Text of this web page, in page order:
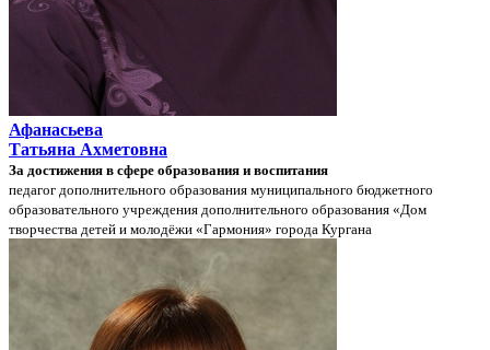
Афанасьева
Татьяна Ахметовна
За достижения в сфере образования и воспитания
педагог дополнительного образования муниципального бюджетного
образовательного учреждения дополнительного образования «Дом
творчества детей и молодёжи «Гармония» города Кургана